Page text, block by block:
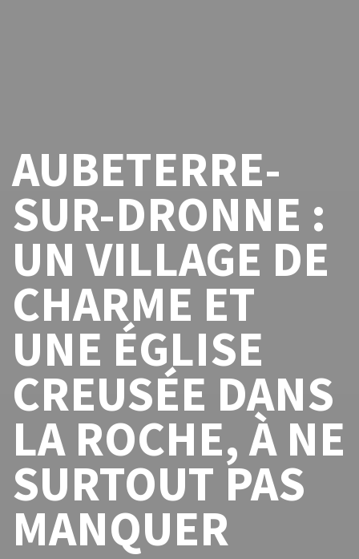
AUBETERRE-
SUR-DRONNE :
UN VILLAGE DE
CHARME ET
UNE ÉGLISE
CREUSÉE DANS
LA ROCHE, À NE
SURTOUT PAS
MANQUER